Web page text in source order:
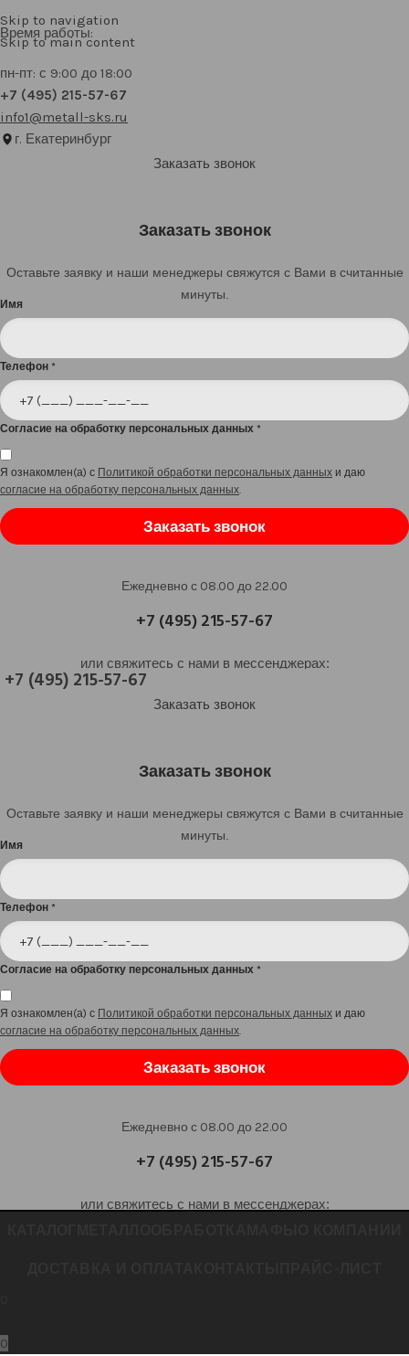
Skip to navigation
Skip to main content
Время работы:
пн-пт: с 9:00 до 18:00
+7 (495) 215-57-67
info1@metall-sks.ru
г. Екатеринбург
Заказать звонок
Заказать звонок
Оставьте заявку и наши менеджеры свяжутся с Вами в считанные
минуты.
Имя
Телефон *
Согласие на обработку персональных данных *
Я ознакомлен(а) с Политикой обработки персональных данных и даю
согласие на обработку персональных данных.
Заказать звонок
Ежедневно с 08.00 до 22.00
+7 (495) 215-57-67
или свяжитесь с нами в мессенджерах:
+7 (495) 215-57-67
Заказать звонок
Заказать звонок
Оставьте заявку и наши менеджеры свяжутся с Вами в считанные
минуты.
Имя
Телефон *
Согласие на обработку персональных данных *
Я ознакомлен(а) с Политикой обработки персональных данных и даю
согласие на обработку персональных данных.
Заказать звонок
Ежедневно с 08.00 до 22.00
+7 (495) 215-57-67
или свяжитесь с нами в мессенджерах:
0